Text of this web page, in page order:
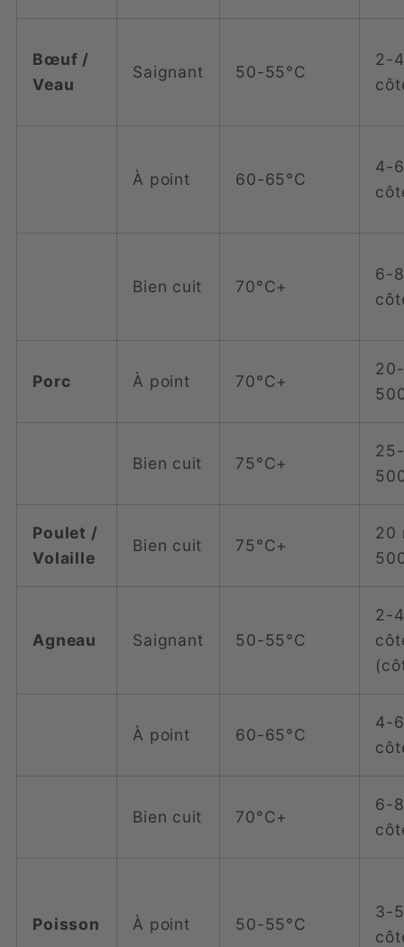
Bœuf /
Veau
Saignant 50-55°C
2-
À point 60-65°C
4-
Bien cuit 70°C+
6-
Porc À point 70°C+
Bien cuit 75°C+
Poulet /
Volaille
Bien cuit 75°C+
20
Agneau Saignant 50-55°C
2-
À point 60-65°C
4-
Bien cuit 70°C+
6-
Poisson À point 50-55°C
3-